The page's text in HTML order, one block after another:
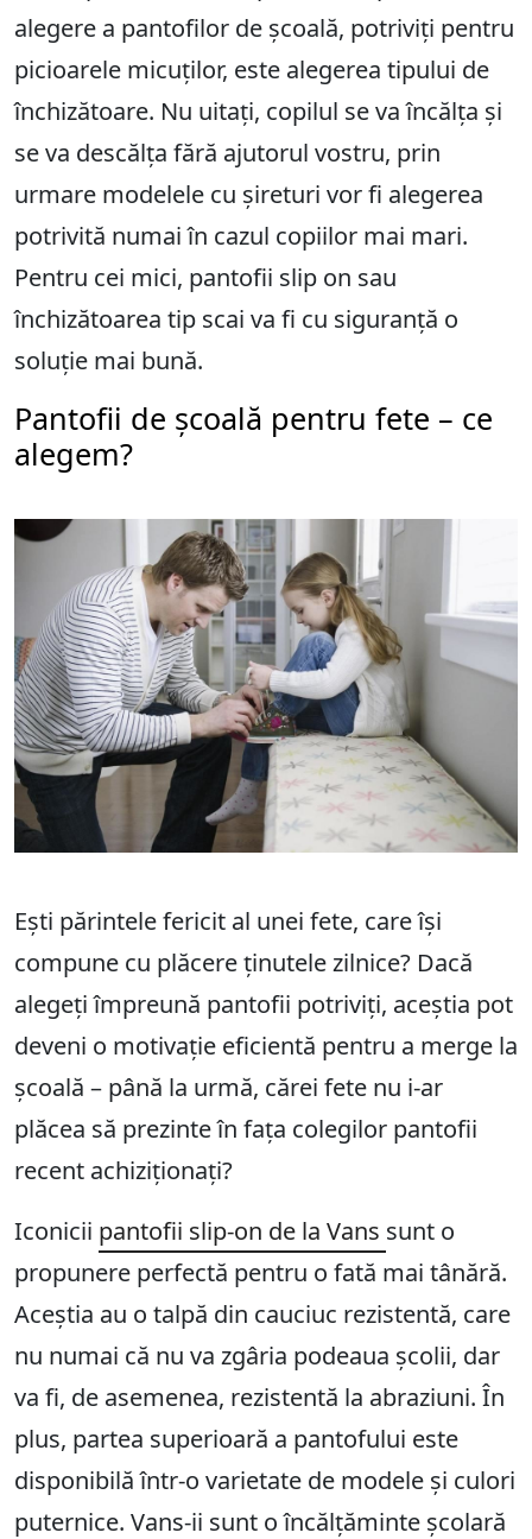
alegere a pantofilor de școală, potriviți pentru
picioarele micuților, este alegerea tipului de
închizătoare. Nu uitați, copilul se va încălța și
se va descălța fără ajutorul vostru, prin
urmare modelele cu șireturi vor fi alegerea
potrivită numai în cazul copiilor mai mari.
Pentru cei mici, pantofii slip on sau
închizătoarea tip scai va fi cu siguranță o
soluție mai bună.
Pantofii de școală pentru fete – ce
alegem?
Ești părintele fericit al unei fete, care își
compune cu plăcere ținutele zilnice? Dacă
alegeți împreună pantofii potriviți, aceștia pot
deveni o motivație eficientă pentru a merge la
școală – până la urmă, cărei fete nu i-ar
plăcea să prezinte în fața colegilor pantofii
recent achiziționați?
Iconicii pantofii slip-on de la Vans sunt o
propunere perfectă pentru o fată mai tânără.
Aceștia au o talpă din cauciuc rezistentă, care
nu numai că nu va zgâria podeaua școlii, dar
va fi, de asemenea, rezistentă la abraziuni. În
plus, partea superioară a pantofului este
disponibilă într-o varietate de modele și culori
puternice. Vans-ii sunt o încălțăminte școlară